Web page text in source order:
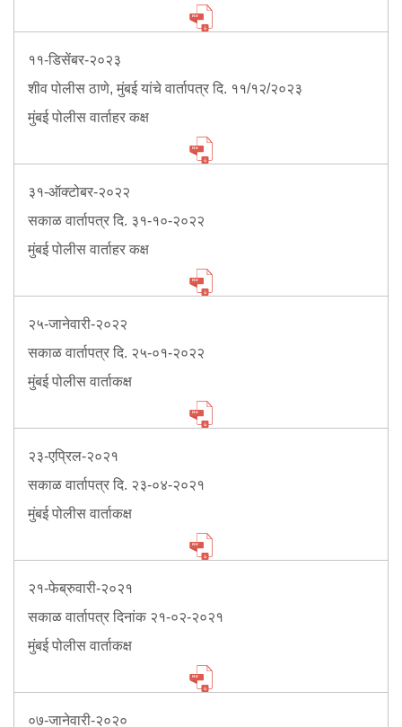
Mob Violence
Contact Us
Police Station Incharge
Senior Police Officers
Emergency Contacts
Feedback
११-डिसेंबर-२०२३
शीव पोलीस ठाणे, मुंबई यांचे वार्तापत्र दि. ११/१२/२०२३
मुंबई पोलीस वार्ताहर कक्ष
३१-ऑक्टोबर-२०२२
सकाळ वार्तापत्र दि. ३१-१०-२०२२
मुंबई पोलीस वार्ताहर कक्ष
२५-जानेवारी-२०२२
सकाळ वार्तापत्र दि. २५-०१-२०२२
मुंबई पोलीस वार्ताकक्ष
२३-एप्रिल-२०२१
सकाळ वार्तापत्र दि. २३-०४-२०२१
मुंबई पोलीस वार्ताकक्ष
२१-फेब्रुवारी-२०२१
सकाळ वार्तापत्र दिनांक २१-०२-२०२१
मुंबई पोलीस वार्ताकक्ष
०७-जानेवारी-२०२०